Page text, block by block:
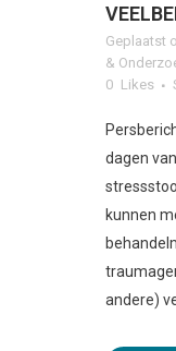
Geplaatst
&
0 Likes
dagen
kunnen
andere)